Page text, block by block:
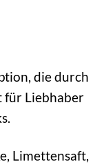
die durch
für Liebhaber
Limettensaft,